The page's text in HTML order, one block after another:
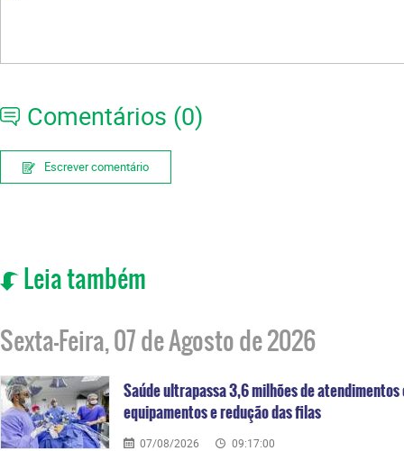
Comentários (0)
Escrever comentário
Leia também
Sexta-Feira, 07 de Agosto de 2026
Saúde ultrapassa 3,6 milhões de atendimentos
equipamentos e redução das filas
07/08/2026 09:17:00